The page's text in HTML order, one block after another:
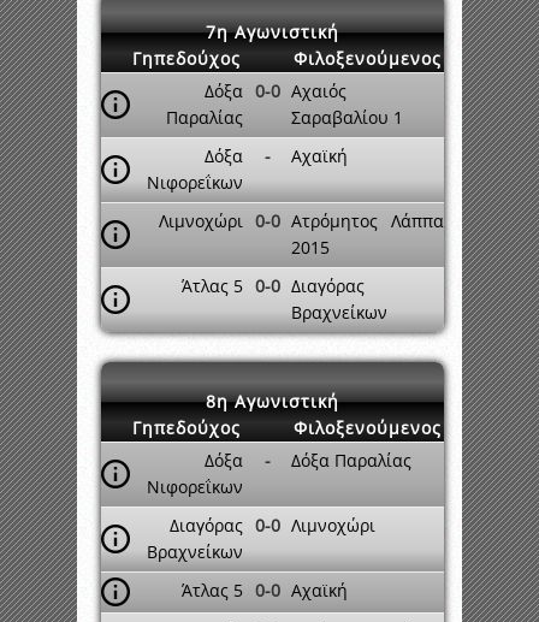
7η Αγωνιστική
Γηπεδούχος
Φιλοξενούμενος
Δόξα
Παραλίας
0-0 Αχαιός
Σαραβαλίου 1
Δόξα
Νιφορεΐκων
- Αχαϊκή
Λιμνοχώρι 0-0 Ατρόμητος Λάππα
2015
Άτλας 5 0-0 Διαγόρας
Βραχνείκων
8η Αγωνιστική
Γηπεδούχος
Φιλοξενούμενος
Δόξα
Νιφορεΐκων
- Δόξα Παραλίας
Διαγόρας
Βραχνείκων
0-0 Λιμνοχώρι
Άτλας 5 0-0 Αχαϊκή